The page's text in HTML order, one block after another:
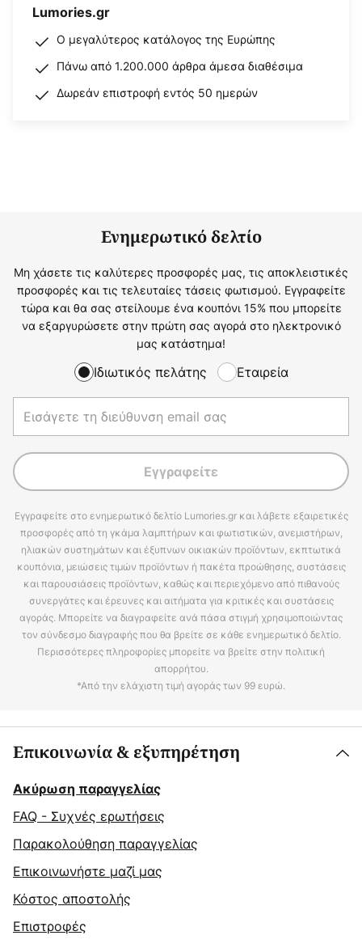
Lumories.gr
Ο μεγαλύτερος κατάλογος της Ευρώπης
Πάνω από 1.200.000 άρθρα άμεσα διαθέσιμα
Δωρεάν επιστροφή εντός 50 ημερών
Ενημερωτικό δελτίο
Μη χάσετε τις καλύτερες προσφορές μας, τις αποκλειστικές
προσφορές και τις τελευταίες τάσεις φωτισμού. Εγγραφείτε
τώρα και θα σας στείλουμε ένα κουπόνι 15% που μπορείτε
να εξαργυρώσετε στην πρώτη σας αγορά στο ηλεκτρονικό
μας κατάστημα!
Ιδιωτικός πελάτης Εταιρεία
Εγγραφείτε
Εγγραφείτε στο ενημερωτικό δελτίο Lumories.gr και λάβετε εξαιρετικές
προσφορές από τη γκάμα λαμπτήρων και φωτιστικών, ανεμιστήρων,
ηλιακών συστημάτων και έξυπνων οικιακών προϊόντων, εκπτωτικά
κουπόνια, μειώσεις τιμών προϊόντων ή πακέτα προώθησης, συστάσεις
και παρουσιάσεις προϊόντων, καθώς και περιεχόμενο από πιθανούς
συνεργάτες και έρευνες και αιτήματα για κριτικές και συστάσεις
αγοράς. Μπορείτε να διαγραφείτε ανά πάσα στιγμή χρησιμοποιώντας
τον σύνδεσμο διαγραφής που θα βρείτε σε κάθε ενημερωτικό δελτίο.
Περισσότερες πληροφορίες μπορείτε να βρείτε στην πολιτική
απορρήτου.
*Από την ελάχιστη τιμή αγοράς των 99 ευρώ.
Επικοινωνία & εξυπηρέτηση
Ακύρωση παραγγελίας
FAQ - Συχνές ερωτήσεις
Παρακολούθηση παραγγελίας
Επικοινωνήστε μαζί μας
Κόστος αποστολής
Επιστροφές